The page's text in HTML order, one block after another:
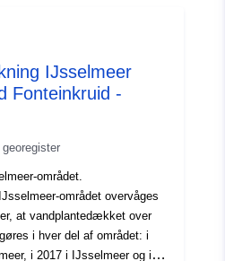
IJsselmeer
Fonteinkruid -
området.
området overvåges
at vandplantedækket over
i hver del af området: i
i 2017 i IJsselmeer og i